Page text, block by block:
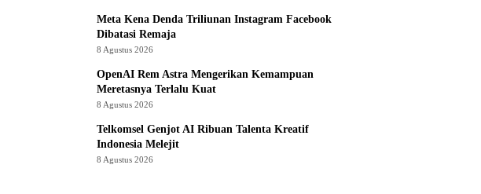
Meta Kena Denda Triliunan Instagram Facebook
Dibatasi Remaja
8 Agustus 2026
OpenAI Rem Astra Mengerikan Kemampuan
Meretasnya Terlalu Kuat
8 Agustus 2026
Telkomsel Genjot AI Ribuan Talenta Kreatif
Indonesia Melejit
8 Agustus 2026